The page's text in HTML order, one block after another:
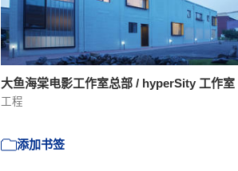
大鱼海棠电影工作室总部 / hyperSity 工作室
工程
添加书签